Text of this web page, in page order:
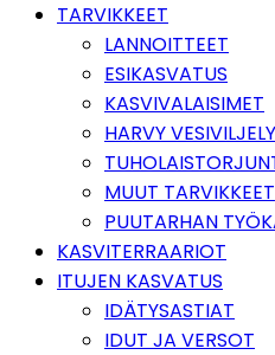
TARVIKKEET
LANNOITTEET
ESIKASVATUS
KASVIVALAISIMET
HARVY VESIVILJELY
MUUT TARVIKKEET
PUUTARHAN
KASVITERRAARIOT
ITUJEN KASVATUS
IDÄTYSASTIAT
IDUT JA VERSOT